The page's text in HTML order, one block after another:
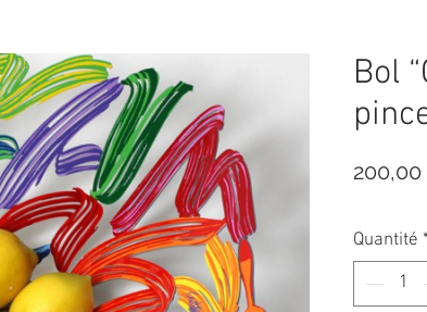
Bol
200,00
Quantité *